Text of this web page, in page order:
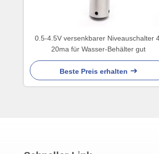
0.5-4.5V versenkbarer Niveauschalter
20ma für Wasser-Behälter gut
Beste Preis erhalten